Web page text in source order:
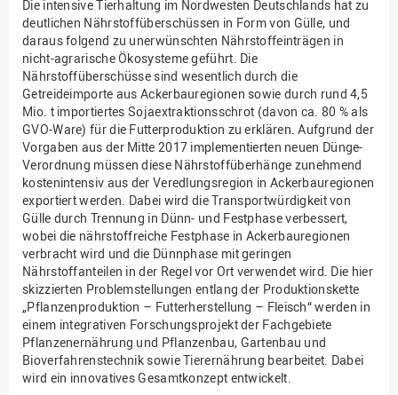
Die intensive Tierhaltung im Nordwesten Deutschlands hat zu
deutlichen Nährstoffüberschüssen in Form von Gülle, und
daraus folgend zu unerwünschten Nährstoffeinträgen in
nicht-agrarische Ökosysteme geführt. Die
Nährstoffüberschüsse sind wesentlich durch die
Getreideimporte aus Ackerbauregionen sowie durch rund 4,5
Mio. t importiertes Sojaextraktionsschrot (davon ca. 80 % als
GVO-Ware) für die Futterproduktion zu erklären. Aufgrund der
Vorgaben aus der Mitte 2017 implementierten neuen Dünge-
Verordnung müssen diese Nährstoffüberhänge zunehmend
kostenintensiv aus der Veredlungsregion in Ackerbauregionen
exportiert werden. Dabei wird die Transportwürdigkeit von
Gülle durch Trennung in Dünn- und Festphase verbessert,
wobei die nährstoffreiche Festphase in Ackerbauregionen
verbracht wird und die Dünnphase mit geringen
Nährstoffanteilen in der Regel vor Ort verwendet wird. Die hier
skizzierten Problemstellungen entlang der Produktionskette
„Pflanzenproduktion – Futterherstellung – Fleisch“ werden in
einem integrativen Forschungsprojekt der Fachgebiete
Pflanzenernährung und Pflanzenbau, Gartenbau und
Bioverfahrenstechnik sowie Tierernährung bearbeitet. Dabei
wird ein innovatives Gesamtkonzept entwickelt.